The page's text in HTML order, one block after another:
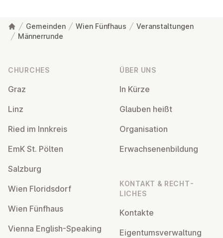
Gemeinden Wien Fünfhaus
Veranstaltungen
Männerrunde
CHURCHES
Graz
Linz
Ried im Innkreis
EmK St. Pölten
Salzburg
Wien Flor­idsdorf
Wien Fünfhaus
Vienna English-Speaking
ÜBER UNS
In Kürze
Glauben heißt
Or­gan­isa­tion
Er­wach­sen­en­bildung
KONTAKT & RECHT­
LICHES
Kontakte
Ei­gentums­ver­wal­tung